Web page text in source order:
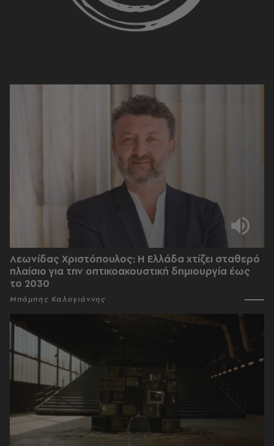
Λεωνίδας Χριστόπουλος: Η Ελλάδα χτίζει σταθερό
πλαίσιο για την οπτικοακουστική δημιουργία έως
το 2030
Μπάμπης Καλογιάννης